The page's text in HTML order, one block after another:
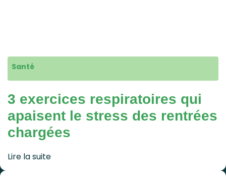
Santé
3 exercices respiratoires qui
apaisent le stress des rentrées
chargées
Lire la suite